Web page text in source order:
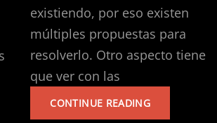
existiendo, por eso existen
múltiples propuestas para
resolverlo. Otro aspecto tiene
que ver con las
CONTINUE READINGLA
LIBERACIÓN